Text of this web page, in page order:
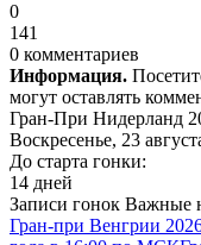
0
141
0 комментариев
Информация.
могут оставлять
Гран-При Нидерланд
Воскресенье, 23
До старта гонки:
14 дней
Записи гонок Важные
Гран-при Венгрии